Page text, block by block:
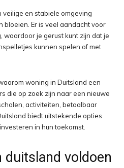
en stabiele omgeving
bloeien. Er is veel aandacht voor
waardoor je gerust kunt zijn dat je
kunnen spelen of met
woning in Duitsland een
die op zoek zijn naar een nieuwe
activiteiten, betaalbaar
biedt uitstekende opties
in hun toekomst.
duitsland voldoen